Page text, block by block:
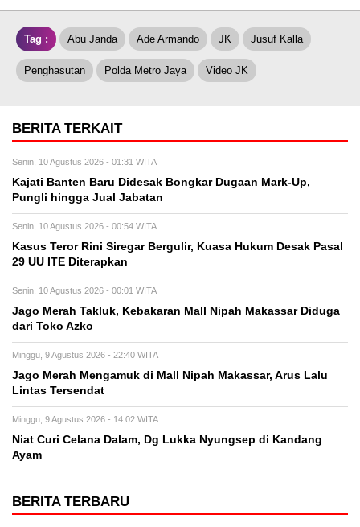
Tag : Abu Janda Ade Armando JK Jusuf Kalla
Penghasutan Polda Metro Jaya Video JK
BERITA TERKAIT
Senin, 10 Agustus 2026 - 01:31 WITA
Kajati Banten Baru Didesak Bongkar Dugaan Mark-Up,
Pungli hingga Jual Jabatan
Senin, 10 Agustus 2026 - 00:54 WITA
Kasus Teror Rini Siregar Bergulir, Kuasa Hukum Desak Pasal
29 UU ITE Diterapkan
Senin, 10 Agustus 2026 - 00:01 WITA
Jago Merah Takluk, Kebakaran Mall Nipah Makassar Diduga
dari Toko Azko
Minggu, 9 Agustus 2026 - 22:40 WITA
Jago Merah Mengamuk di Mall Nipah Makassar, Arus Lalu
Lintas Tersendat
Minggu, 9 Agustus 2026 - 14:02 WITA
Niat Curi Celana Dalam, Dg Lukka Nyungsep di Kandang
Ayam
BERITA TERBARU